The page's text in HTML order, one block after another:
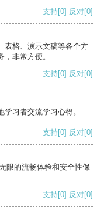
支持[0] 反对[0]
表格、演示文稿等各个方
非常方便。
支持[0] 反对[0]
习者交流学习心得。
支持[0] 反对[0]
限的流畅体验和安全性保
支持[0] 反对[0]